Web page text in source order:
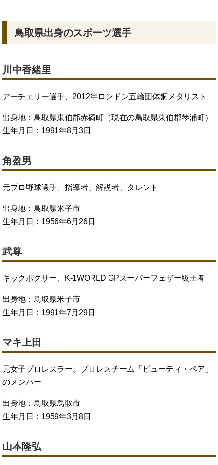
鳥取県出身のスポーツ選手
川中香緒里
アーチェリー選手、2012年ロンドン五輪団体銅メダリスト
出身地：鳥取県東伯郡赤碕町（現在の鳥取県東伯郡琴浦町）
生年月日：1991年8月3日
角盈男
元プロ野球選手、指導者、解説者、タレント
出身地：鳥取県米子市
生年月日：1956年6月26日
武尊
キックボクサー、K-1WORLD GPスーパーフェザー級王者
出身地：鳥取県米子市
生年月日：1991年7月29日
マキ上田
元女子プロレスラー、プロレスチーム「ビューティ・ペア」
のメンバー
出身地：鳥取県鳥取市
生年月日：1959年3月8日
山本隆弘